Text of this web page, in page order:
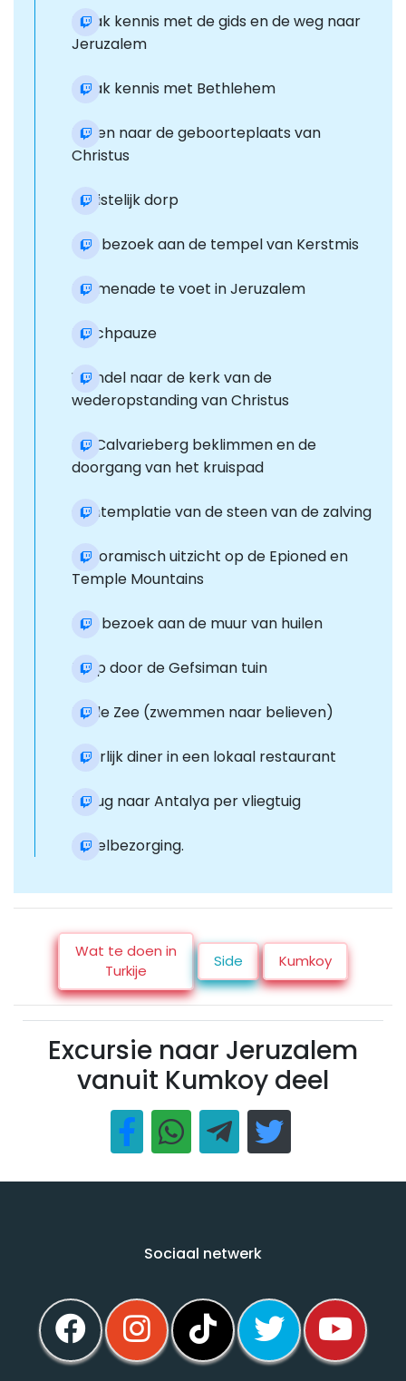
Maak kennis met de gids en de weg naar
Jeruzalem
Maak kennis met Bethlehem
Lopen naar de geboorteplaats van
Christus
Christelijk dorp
Een bezoek aan de tempel van Kerstmis
Promenade te voet in Jeruzalem
Lunchpauze
Wandel naar de kerk van de
wederopstanding van Christus
De Calvarieberg beklimmen en de
doorgang van het kruispad
Contemplatie van de steen van de zalving
Panoramisch uitzicht op de Epioned en
Temple Mountains
Een bezoek aan de muur van huilen
Loop door de Gefsiman tuin
Dode Zee (zwemmen naar believen)
Heerlijk diner in een lokaal restaurant
Terug naar Antalya per vliegtuig
Hotelbezorging.
Wat te doen in
Turkije
Side Kumkoy
Excursie naar Jeruzalem
vanuit Kumkoy deel
Sociaal netwerk